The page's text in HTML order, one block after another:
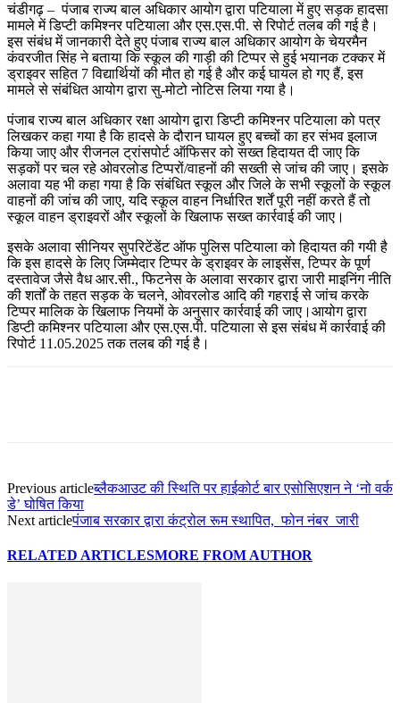
चंडीगढ़ – पंजाब राज्य बाल अधिकार आयोग द्वारा पटियाला में हुए सड़क हादसा
मामले में डिप्टी कमिश्नर पटियाला और एस.एस.पी. से रिपोर्ट तलब की गई है।
इस संबंध में जानकारी देते हुए पंजाब राज्य बाल अधिकार आयोग के चेयरमैन
कंवरजीत सिंह ने बताया कि स्कूल की गाड़ी की टिप्पर से हुई भयानक टक्कर में
ड्राइवर सहित 7 विद्यार्थियों की मौत हो गई है और कई घायल हो गए हैं, इस
मामले से संबंधित आयोग द्वारा सु-मोटो नोटिस लिया गया है।
पंजाब राज्य बाल अधिकार रक्षा आयोग द्वारा डिप्टी कमिश्नर पटियाला को पत्र
लिखकर कहा गया है कि हादसे के दौरान घायल हुए बच्चों का हर संभव इलाज
किया जाए और रीजनल ट्रांसपोर्ट ऑफिसर को सख्त हिदायत दी जाए कि
सड़कों पर चल रहे ओवरलोड टिप्परों/वाहनों की सख्ती से जांच की जाए। इसके
अलावा यह भी कहा गया है कि संबंधित स्कूल और जिले के सभी स्कूलों के स्कूल
वाहनों की जांच की जाए, यदि स्कूल वाहन निर्धारित शर्तें पूरी नहीं करते हैं तो
स्कूल वाहन ड्राइवरों और स्कूलों के खिलाफ सख्त कार्रवाई की जाए।
इसके अलावा सीनियर सुपरिटेंडेंट ऑफ पुलिस पटियाला को हिदायत की गयी है
कि इस हादसे के लिए जिम्मेदार टिप्पर के ड्राइवर के लाइसेंस, टिप्पर के पूर्ण
दस्तावेज जैसे वैध आर.सी., फिटनेस के अलावा सरकार द्वारा जारी माइनिंग नीति
की शर्तों के तहत सड़क के चलने, ओवरलोड आदि की गहराई से जांच करके
टिप्पर मालिक के खिलाफ नियमों के अनुसार कार्रवाई की जाए।आयोग द्वारा
डिप्टी कमिश्नर पटियाला और एस.एस.पी. पटियाला से इस संबंध में कार्रवाई की
रिपोर्ट 11.05.2025 तक तलब की गई है।
Previous articleब्लैकआउट की स्थिति पर हाईकोर्ट बार एसोसिएशन ने ‘नो वर्क
डे’ घोषित किया
Next articleपंजाब सरकार द्वारा कंट्रोल रूम स्थापित, फोन नंबर जारी
RELATED ARTICLESMORE FROM AUTHOR